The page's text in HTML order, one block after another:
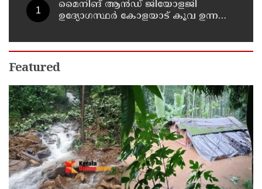
മൈനിങ് ആൻഡ്​ ജിയോളജി
ഉദ്യോഗസ്ഥർ കോളയാട് കൂവ ഉന്നതി
Featured